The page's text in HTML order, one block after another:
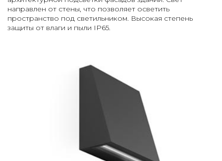
направлен от стены, что позволяет осветить
пространство под светильником. Высокая степень
защиты от влаги и пыли IP65.